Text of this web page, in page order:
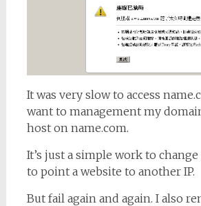
It was very slow to access
want to management my
host on name.com.
It’s just a simple work to change
to point a website to another IP.
But fail again and again. I also